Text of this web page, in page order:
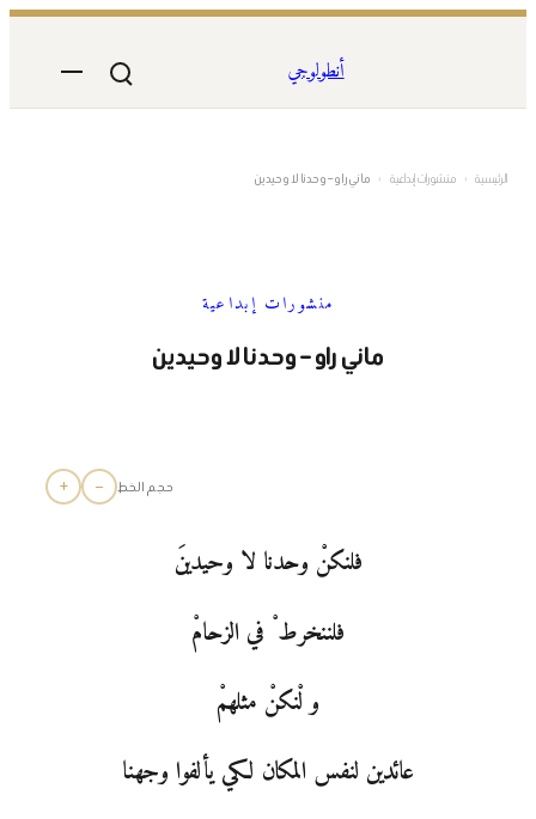
المحتوى
أنطولوجي
الرئيسية › منشورات إبداعية › ماني راو – وحدنا لا وحيدين
منشورات إبداعية
ماني راو – وحدنا لا وحيدين
حجم الخط −
+
فلنكنْ وحدنا لا وحيدينَ
فلننخرط ْ في الزحامْ
و لْنكنْ مثلهمْ
عائدين لنفس المكان لكي يألفوا وجهنا